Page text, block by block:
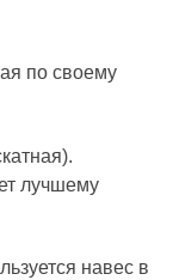
по своему
лучшему
навес в